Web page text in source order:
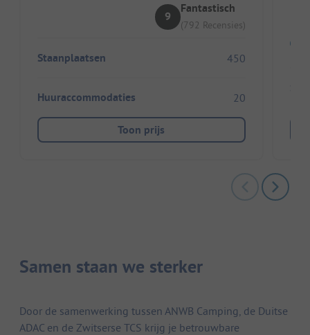
9
Fantastisch
(792 Recensies)
Staanplaatsen 450
Huuraccommodaties 20
Toon prijs
Samen staan we sterker
Door de samenwerking tussen ANWB Camping, de Duitse
ADAC en de Zwitserse TCS krijg je betrouwbare